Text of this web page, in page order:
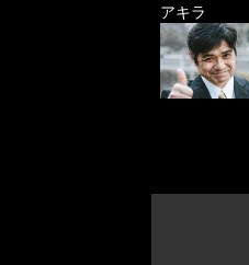
アキラ